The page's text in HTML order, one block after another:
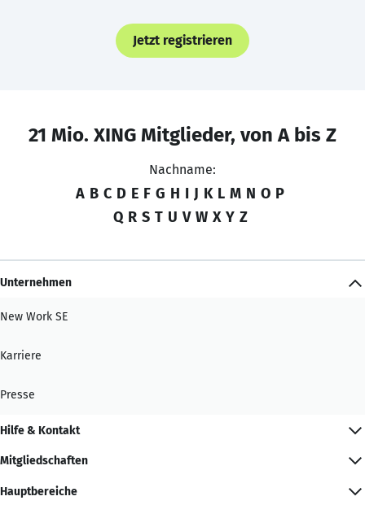
Jetzt registrieren
21 Mio. XING Mitglieder, von A bis Z
Nachname:
A B C D E F G H I J K L M N O P
Q R S T U V W X Y Z
Unternehmen
New Work SE
Karriere
Presse
Hilfe & Kontakt
Mitgliedschaften
Hauptbereiche